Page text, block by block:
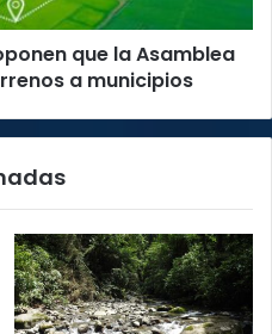
que la Asamblea
a municipios